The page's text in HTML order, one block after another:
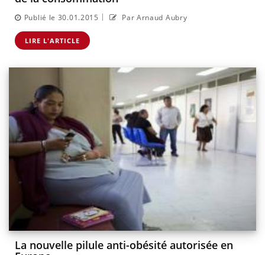
Publié le 30.01.2015 | Par Arnaud Aubry
LIRE L'ARTICLE
La nouvelle pilule anti-obésité autorisée en